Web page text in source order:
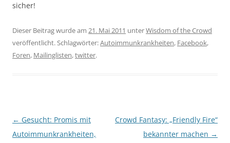
sicher!
Dieser Beitrag wurde am 21. Mai 2011 unterWisdom of the Crowd
veröffentlicht. Schlagwörter:Autoimmunkrankheiten, Facebook,
Foren, Mailinglisten,twitter.
Beitragsnavigation
← Gesucht: Promis mit
Autoimmunkrankheiten,
Crowd Fantasy: „Friendly Fire“
bekannter machen →